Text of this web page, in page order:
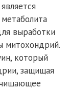
выработки
митохондрий.
который
защищая